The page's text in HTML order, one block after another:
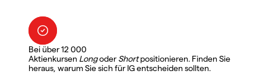
Bei über 12 000
Aktienkursen LongoderShortpositionieren. Finden Sie
heraus, warum Sie sich für IG entscheiden sollten.